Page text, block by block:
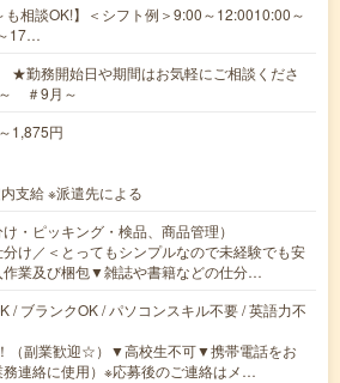
も相談OK!】＜シフト例＞9:00～12:0010:00～
17…
勤務開始日や期間はお気軽にご相談くださ
＃9月～
1,875円
支給 ※派遣先による
・ピッキング・検品、商品管理）
け／＜とってもシンプルなので未経験でも安
業及び梱包▼雑誌や書籍などの仕分…
/ ブランクOK / パソコンスキル不要 / 英語力不
（副業歓迎☆）▼高校生不可▼携帯電話をお
連絡に使用）※応募後のご連絡はメ…